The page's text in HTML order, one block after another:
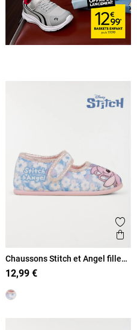
aux favoris
rapide
Chaussons Stitch et Angel fille
(24-30)
12,99 €